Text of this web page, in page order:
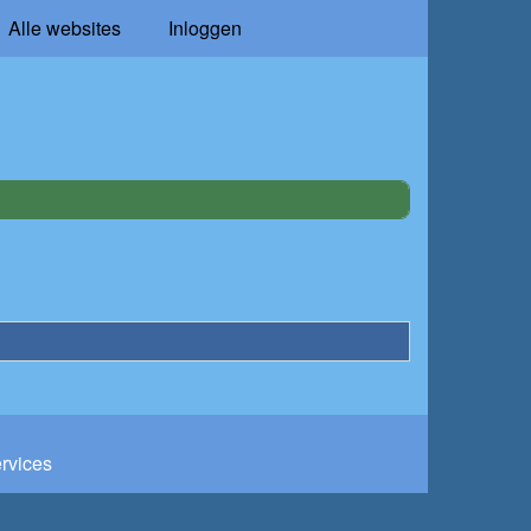
Alle websites Inloggen